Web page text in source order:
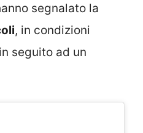
segnalato la
, in condizioni
seguito ad un